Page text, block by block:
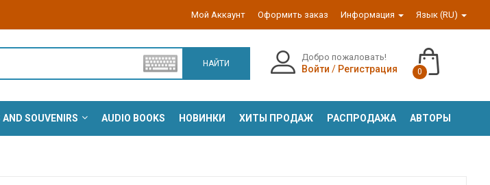
Мой Аккаунт Оформить заказ Информация Язык (RU)
НАЙТИ
Добро пожаловать!
Войти / Регистрация 0
AND SOUVENIRS AUDIO BOOKS НОВИНКИ ХИТЫ ПРОДАЖ РАСПРОДАЖА АВТОРЫ